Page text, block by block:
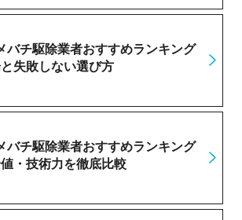
バチ駆除業者おすすめランキング
失敗しない選び方
バチ駆除業者おすすめランキング
・技術力を徹底比較